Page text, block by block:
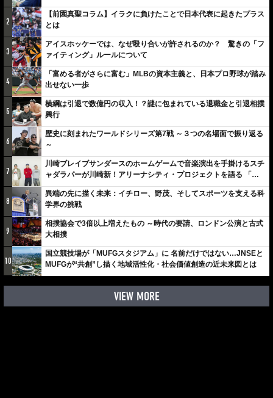
2
【前園真聖コラム】イラクに負けたことで日本代表に起きたプラス
とは
3
アイスホッケーでは、なぜ殴り合いが許されるのか？ 驚きの「フ
ァイティング」ルールについて
4
「富める者がさらに富む」MLBの資本主義と、日本プロ野球が踏み
出せない一歩
5
横綱は引退で数億円の収入！？謎に包まれている退職金と引退相撲
興行
6
歴史に刻まれたワールドシリーズ第7戦 ～３つの名場面で振り返る
～
7
川崎ブレイブサンダースのホームゲームで音楽演出を手掛けるスチ
ャダラパーが川崎新！アリーナシティ・プロジェクトを語る 「楽
しみでしかないでしょ。川崎は、ずっと成長曲線だから」
8
異端の先に描く未来：イチロー、野茂、そしてスポーツを支える科
学界の挑戦
9
相撲協会で3倍以上増えたもの ～時代の要請、ロンドン公演と古式
大相撲
10
国立競技場が「MUFGスタジアム」に 名前だけではない…JNSEと
MUFGが“共創”し描く地域活性化・社会価値創造の近未来図とは
VIEW MORE